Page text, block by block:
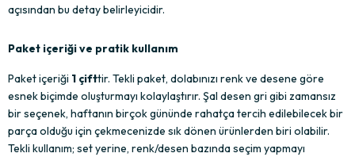
açısından bu detay belirleyicidir.
Paket içeriği ve pratik kullanım
Paket içeriği 1 çifttir. Tekli paket, dolabınızı renk ve desene göre
esnek biçimde oluşturmayı kolaylaştırır. Şal desen gri gibi zamansız
bir seçenek, haftanın birçok gününde rahatça tercih edilebilecek bir
parça olduğu için çekmecenizde sık dönen ürünlerden biri olabilir.
Tekli kullanım; set yerine, renk/desen bazında seçim yapmayı